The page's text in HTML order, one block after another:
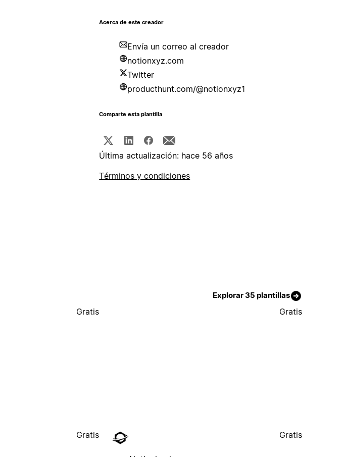
Acerca de este creador
Envía un correo al creador
notionxyz.com
Twitter
producthunt.com/@notionxyz1
Comparte esta plantilla
Última actualización: hace 56 años
Términos y condiciones
Explorar 35 plantillas
Gratis Gratis
Gratis Gratis